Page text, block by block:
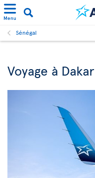
Menu
Sénégal
Voyage à Dakar